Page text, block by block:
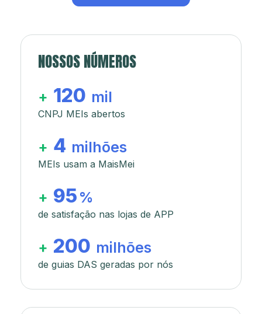
NOSSOS NÚMEROS
+ 120 mil
CNPJ MEIs abertos
+ 4 milhões
MEIs usam a MaisMei
+ 95 %
de satisfação nas lojas de APP
+ 200 milhões
de guias DAS geradas por nós